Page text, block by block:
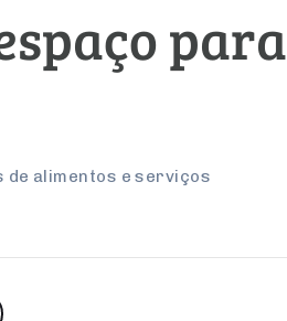
para
de alimentos e serviços